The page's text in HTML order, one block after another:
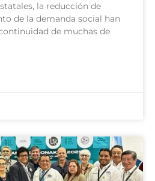
la reducción de
de la demanda social han
de muchas de